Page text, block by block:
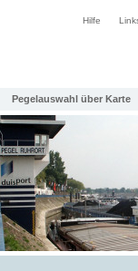
Hilfe
Pegelauswahl über Karte